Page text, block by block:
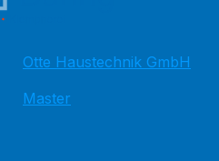
Otte Haustechnik GmbH
Master